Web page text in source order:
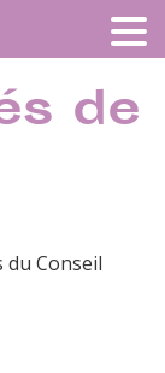
de
du Conseil